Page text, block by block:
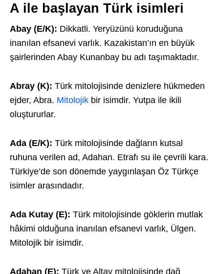
A ile başlayan Türk isimleri
Abay (E/K): Dikkatli. Yeryüzünü koruduğuna
inanılan efsanevi varlık. Kazakistan’ın en büyük
şairlerinden Abay Kunanbay bu adı taşımaktadır.
Abray (K): Türk mitolojisinde denizlere hükmeden
ejder, Abra. Mitolojik bir isimdir. Yutpa ile ikili
oluştururlar.
Ada (E/K): Türk mitolojisinde dağların kutsal
ruhuna verilen ad, Adahan. Etrafı su ile çevrili kara.
Türkiye’de son dönemde yaygınlaşan Öz Türkçe
isimler arasındadır.
Ada Kutay (E): Türk mitolojisinde göklerin mutlak
hâkimi olduğuna inanılan efsanevi varlık, Ülgen.
Mitolojik bir isimdir.
Adahan (E): Türk ve Altay mitolojisinde dağ